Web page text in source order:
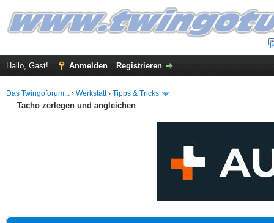
Hallo, Gast! Anmelden Registrieren
Das Twingoforum... › Werkstatt› Tipps & Tricks
Tacho zerlegen und angleichen